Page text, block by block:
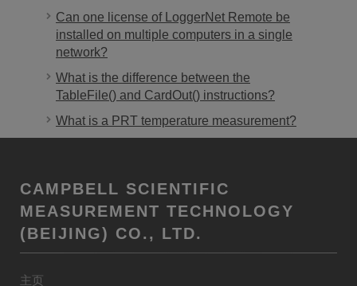
Can one license of LoggerNet Remote be
installed on multiple computers in a single
network?
What is the difference between the
TableFile() and CardOut() instructions?
What is a PRT temperature measurement?
CAMPBELL SCIENTIFIC
MEASUREMENT TECHNOLOGY
(BEIJING) CO., LTD.
主页